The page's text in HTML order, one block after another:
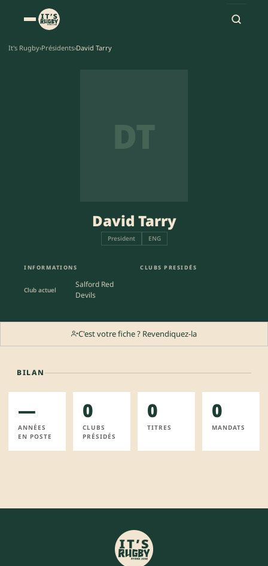
It's Rugby›Présidents›David Tarry
DT
David Tarry
President ENG
INFORMATIONS
Club actuel
Salford Red
Devils
CLUBS PRESIDÉS
C'est votre fiche ? Revendiquez-la
BILAN
—
ANNÉES
EN POSTE
0
CLUBS
PRÉSIDÉS
0
TITRES
0
MANDATS